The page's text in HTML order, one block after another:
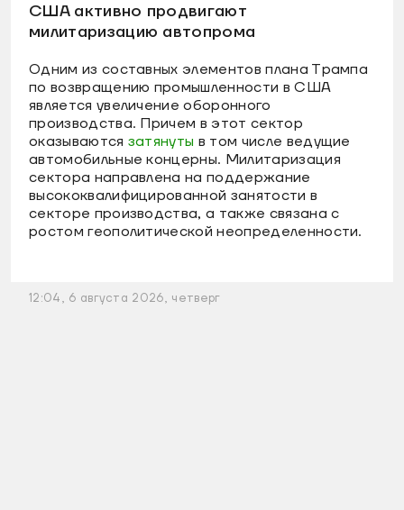
США активно продвигают
милитаризацию автопрома
Одним из составных элементов плана Трампа
по возвращению промышленности в США
является увеличение оборонного
производства. Причем в этот сектор
оказываются затянуты в том числе ведущие
автомобильные концерны. Милитаризация
сектора направлена на поддержание
высококвалифицированной занятости в
секторе производства, а также связана с
ростом геополитической неопределенности.
12:04, 6 августа 2026, четверг